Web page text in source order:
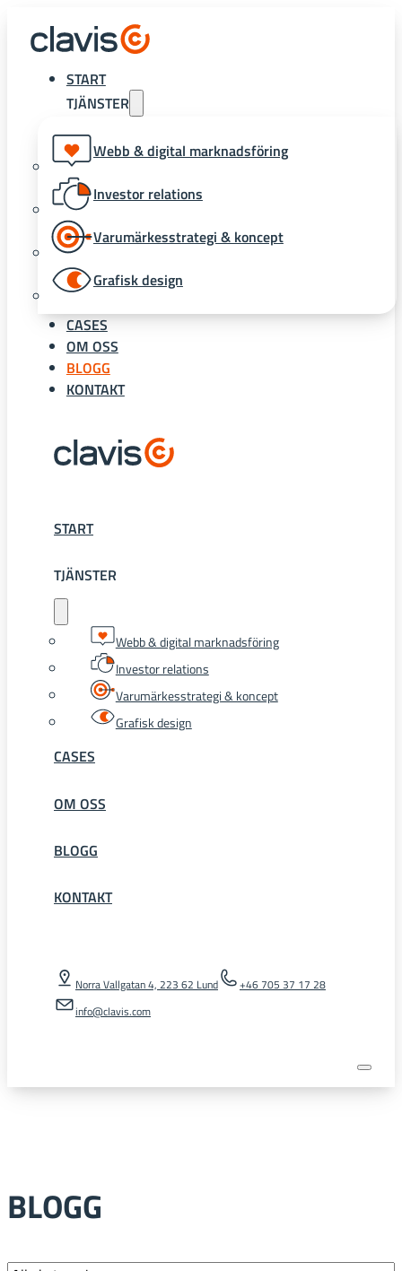
START
TJÄNSTER
Webb & digital marknadsföring
Investor relations
Varumärkesstrategi & koncept
Grafisk design
CASES
OM OSS
BLOGG
KONTAKT
START
TJÄNSTER
Webb & digital marknadsföring
Investor relations
Varumärkesstrategi & koncept
Grafisk design
CASES
OM OSS
BLOGG
KONTAKT
Norra Vallgatan 4, 223 62 Lund
+46 705 37 17 28
info@clavis.com
BLOGG